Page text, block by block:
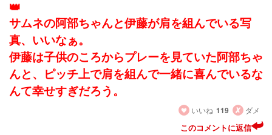
サムネの阿部ちゃんと伊藤が肩を組んでいる写
真、いいなぁ。
伊藤は子供のころからプレーを見ていた阿部ちゃ
んと、ピッチ上で肩を組んで一緒に喜んでいるな
んて幸せすぎだろう。
いいね 119 ダメ
このコメントに返信